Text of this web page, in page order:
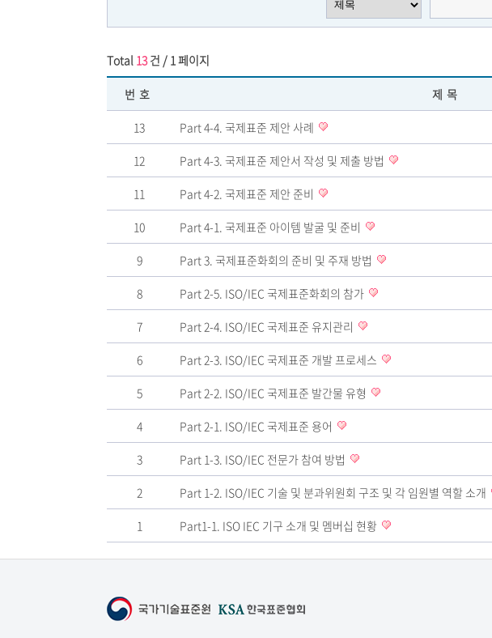
Total 13건 / 1 페이지
번호 제목
13 Part 4-4. 국제표준 제안 사례
12 Part 4-3. 국제표준 제안서 작성 및 제출 방법
11 Part 4-2. 국제표준 제안 준비
10 Part 4-1. 국제표준 아이템 발굴 및 준비
9 Part 3. 국제표준화회의 준비 및 주재 방법
8 Part 2-5. ISO/IEC 국제표준화회의 참가
7 Part 2-4. ISO/IEC 국제표준 유지관리
6 Part 2-3. ISO/IEC 국제표준 개발 프로세스
5 Part 2-2. ISO/IEC 국제표준 발간물 유형
4 Part 2-1. ISO/IEC 국제표준 용어
3 Part 1-3. ISO/IEC 전문가 참여 방법
2 Part 1-2. ISO/IEC 기술 및 분과위원회 구조 및 각 임원별 역할 소개
1 Part1-1. ISO IEC 기구 소개 및 멤버십 현황